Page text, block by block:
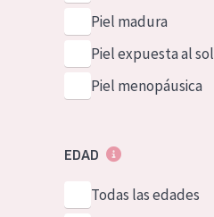
Piel madura
Piel expuesta al sol
Piel menopáusica
EDAD
Todas las edades